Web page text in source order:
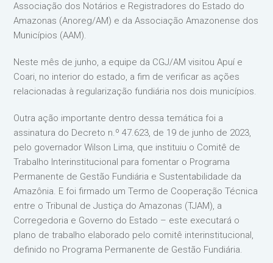
Associação dos Notários e Registradores do Estado do
Amazonas (Anoreg/AM) e da Associação Amazonense dos
Municípios (AAM).
Neste mês de junho, a equipe da CGJ/AM visitou Apuí e
Coari, no interior do estado, a fim de verificar as ações
relacionadas à regularização fundiária nos dois municípios.
Outra ação importante dentro dessa temática foi a
assinatura do Decreto n.º 47.623, de 19 de junho de 2023,
pelo governador Wilson Lima, que instituiu o Comitê de
Trabalho Interinstitucional para fomentar o Programa
Permanente de Gestão Fundiária e Sustentabilidade da
Amazônia. E foi firmado um Termo de Cooperação Técnica
entre o Tribunal de Justiça do Amazonas (TJAM), a
Corregedoria e Governo do Estado – este executará o
plano de trabalho elaborado pelo comitê interinstitucional,
definido no Programa Permanente de Gestão Fundiária.